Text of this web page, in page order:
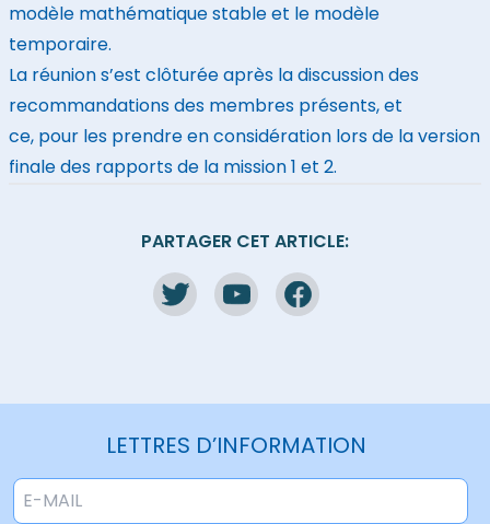
modèle mathématique stable et le modèle
temporaire.
La réunion s’est clôturée après la discussion des
recommandations des membres présents, et
ce, pour les prendre en considération lors de la version
finale des rapports de la mission 1 et 2.
PARTAGER CET ARTICLE:
LETTRES D’INFORMATION